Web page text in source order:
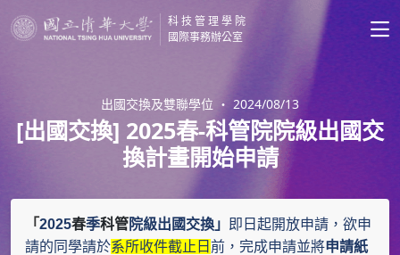
科技管理學院
國際事務辦公室
出國交換及雙聯學位 ・ 2024/08/13
[出國交換] 2025春-科管院院級出國交
換計畫開始申請
「2025春季科管院級出國交換」
即日起開放申請，欲申
請的同學請於系所收件截止日 前，完成申請並將申請紙